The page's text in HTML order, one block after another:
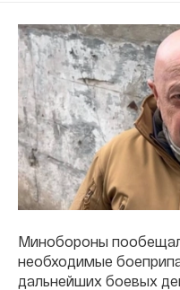
Минобороны
необходимые
дальнейших боевых